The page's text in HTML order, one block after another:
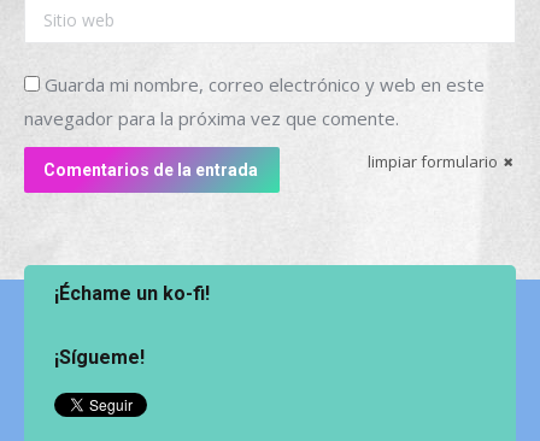
Sitio web
Guarda mi nombre, correo electrónico y web en este
navegador para la próxima vez que comente.
limpiar formulario
Comentarios de la entrada
¡Échame un ko-fi!
¡Sígueme!